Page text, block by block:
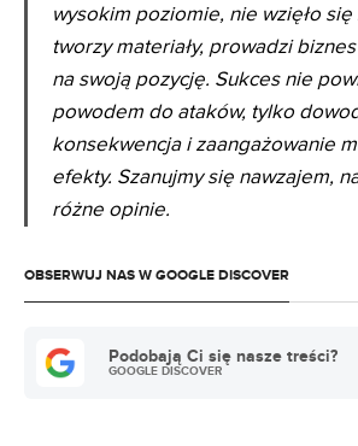
wysokim poziomie, nie wzięło
tworzy materiały, prowadzi
na swoją pozycję. Sukces nie
powodem do ataków, tylko
konsekwencja i zaangażowanie
efekty. Szanujmy się nawzajem,
różne opinie.
OBSERWUJ NAS W GOOGLE DISCOVER
Podobają Ci się nasze treści?
GOOGLE DISCOVER